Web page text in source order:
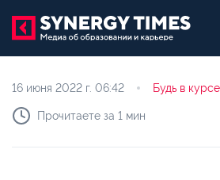
16 июня 2022 г. 06:42 Будь в курсе
Прочитаете за 1 мин